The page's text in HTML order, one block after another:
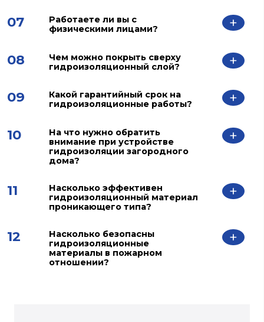
07
Работаете ли вы с
физическими лицами?
+
08
Чем можно покрыть сверху
гидроизоляционный слой?
+
09
Какой гарантийный срок на
гидроизоляционные работы?
+
10
На что нужно обратить
внимание при устройстве
гидроизоляции загородного
дома?
+
11
Насколько эффективен
гидроизоляционный материал
проникающего типа?
+
12
Насколько безопасны
гидроизоляционные
материалы в пожарном
отношении?
+